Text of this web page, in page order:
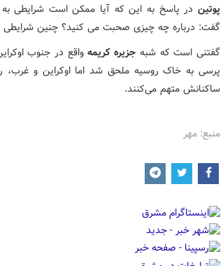
پوتین در پاسخ به این که آیا ممکن است شرایطی به
گفت: درباره چه چیزی صحبت می کنید؟ چنین شرایطی
گفتنی است که شبه جزیره کریمه
پرسی به خاک روسیه ملحق شد اما اوکراین و
ساکنانش متهم می‌کنند.
منبع: مهر